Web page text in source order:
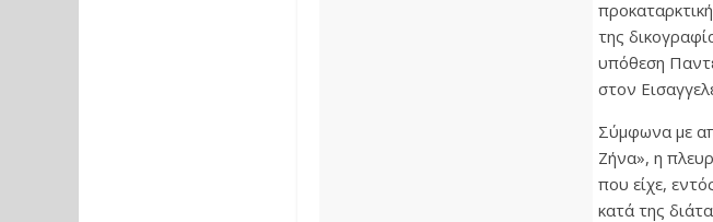
της
υπόθεση
στον
Σύμφωνα με
Ζήνα», η
που είχε,
κατά της